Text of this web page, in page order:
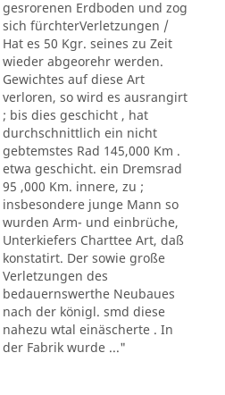
gesrorenen Erdboden und zog
sich fürchterVerletzungen /
Hat es 50 Kgr. seines zu Zeit
wieder abgeorehr werden.
Gewichtes auf diese Art
verloren, so wird es ausrangirt
; bis dies geschicht , hat
durchschnittlich ein nicht
gebtemstes Rad 145,000 Km .
etwa geschicht. ein Dremsrad
95 ,000 Km. innere, zu ;
insbesondere junge Mann so
wurden Arm- und einbrüche,
Unterkiefers Charttee Art, daß
konstatirt. Der sowie große
Verletzungen des
bedauernswerthe Neubaues
nach der königl. smd diese
nahezu wtal einäscherte . In
der Fabrik wurde ..."